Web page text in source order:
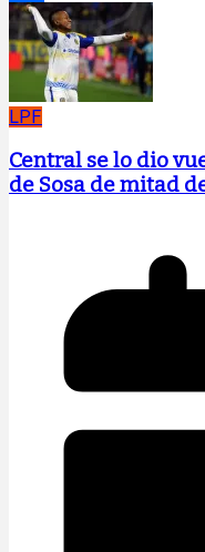
Compartir
LPF
Central se lo dio
de Sosa de mitad